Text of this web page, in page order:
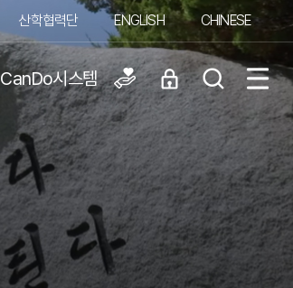
산학협력단 ENGLISH CHINESE
CanDo시스템